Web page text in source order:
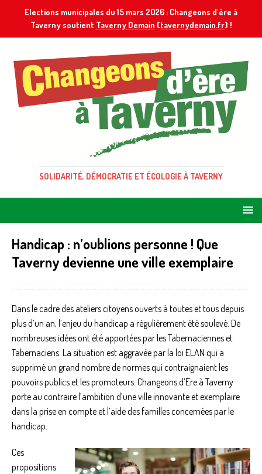
Elections municipales du 15 mars 2026 : Changeons d'ère à
Taverny soutient Taverny Demain (tavernydemain.fr) !
SOLIDARITÉ, DÉMOCRATIE ET ÉCOLOGIE À TAVERNY
Handicap : n’oublions personne ! Que
Taverny devienne une ville exemplaire
Dans le cadre des ateliers citoyens ouverts à toutes et tous depuis
plus d’un an, l’enjeu du handicap a régulièrement été soulevé. De
nombreuses idées ont été apportées par les Tabernaciennes et
Tabernaciens. La situation est aggravée par la loi ELAN qui a
supprimé un grand nombre de normes qui contraignaient les
pouvoirs publics et les promoteurs. Changeons d’Ere à Taverny
porte au contraire l’ambition d’une ville innovante et exemplaire
dans la prise en compte et l’aide des familles concernées par le
handicap.
Ces
propositions